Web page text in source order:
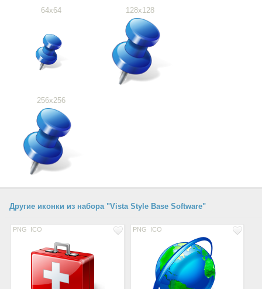
64x64 128x128
256x256
Другие иконки из набора "Vista Style Base Software"
PNG ICO PNG ICO